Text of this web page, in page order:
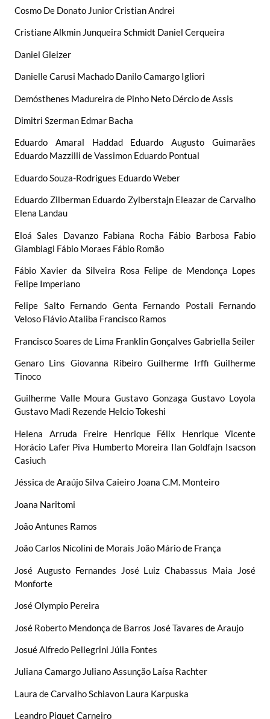
Cosmo De Donato Junior Cristian Andrei
Cristiane Alkmin Junqueira Schmidt Daniel Cerqueira
Daniel Gleizer
Danielle Carusi Machado Danilo Camargo Igliori
Demósthenes Madureira de Pinho Neto Dércio de Assis
Dimitri Szerman Edmar Bacha
Eduardo Amaral Haddad Eduardo Augusto Guimarães
Eduardo Mazzilli de Vassimon Eduardo Pontual
Eduardo Souza-Rodrigues Eduardo Weber
Eduardo Zilberman Eduardo Zylberstajn Eleazar de Carvalho
Elena Landau
Eloá Sales Davanzo Fabiana Rocha Fábio Barbosa Fabio
Giambiagi Fábio Moraes Fábio Romão
Fábio Xavier da Silveira Rosa Felipe de Mendonça Lopes
Felipe Imperiano
Felipe Salto Fernando Genta Fernando Postali Fernando
Veloso Flávio Ataliba Francisco Ramos
Francisco Soares de Lima Franklin Gonçalves Gabriella Seiler
Genaro Lins Giovanna Ribeiro Guilherme Irffi Guilherme
Tinoco
Guilherme Valle Moura Gustavo Gonzaga Gustavo Loyola
Gustavo Madi Rezende Helcio Tokeshi
Helena Arruda Freire Henrique Félix Henrique Vicente
Horácio Lafer Piva Humberto Moreira Ilan Goldfajn Isacson
Casiuch
Jéssica de Araújo Silva Caieiro Joana C.M. Monteiro
Joana Naritomi
João Antunes Ramos
João Carlos Nicolini de Morais João Mário de França
José Augusto Fernandes José Luiz Chabassus Maia José
Monforte
José Olympio Pereira
José Roberto Mendonça de Barros José Tavares de Araujo
Josué Alfredo Pellegrini Júlia Fontes
Juliana Camargo Juliano Assunção Laísa Rachter
Laura de Carvalho Schiavon Laura Karpuska
Leandro Piquet Carneiro